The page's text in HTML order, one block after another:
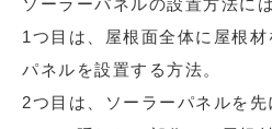
ソーラーパネルの設置方法に
1つ目は、屋根面全体に屋根
パネルを設置する方法。
2つ目は、ソーラーパネルを